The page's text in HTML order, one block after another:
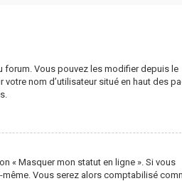
forum. Vous pouvez les modifier depuis le
votre nom d’utilisateur situé en haut des
« Masquer mon statut en ligne ». Si vous
Vous serez alors comptabilisé